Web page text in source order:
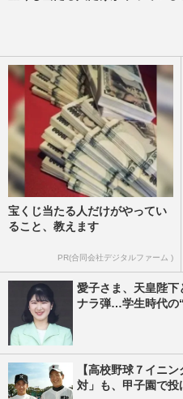
宝くじ当たる人だけがやってい
ること、教えます
PR(合同会社デジタルファーム )
愛子さま、天皇陛下
ナラ弾…学生時代の
【高校野球７イニ
対」も、甲子園で投